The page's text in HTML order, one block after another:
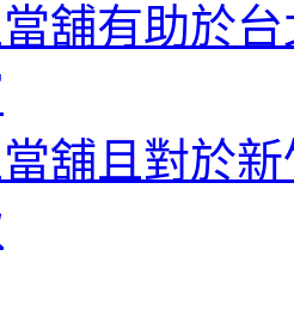
舖有助於
舖且對於